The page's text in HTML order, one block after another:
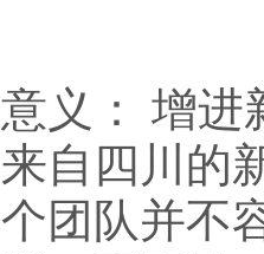
意义： 增进
来自四川的
个团队并不